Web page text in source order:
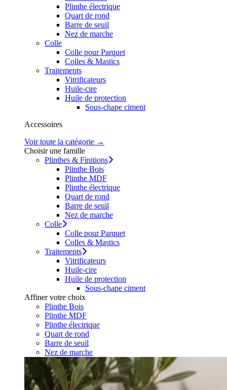
Plinthe électrique
Quart de rond
Barre de seuil
Nez de marche
Colle
Colle pour Parquet
Colles & Mastics
Traitements
Vitrificateurs
Huile-cire
Huile de protection
Sous-chape ciment
Accessoires
Voir toute la catégorie →
Choisir une famille
Plinthes & Finitions
Plinthe Bois
Plinthe MDF
Plinthe électrique
Quart de rond
Barre de seuil
Nez de marche
Colle
Colle pour Parquet
Colles & Mastics
Traitements
Vitrificateurs
Huile-cire
Huile de protection
Sous-chape ciment
Affiner votre choix
Plinthe Bois
Plinthe MDF
Plinthe électrique
Quart de rond
Barre de seuil
Nez de marche